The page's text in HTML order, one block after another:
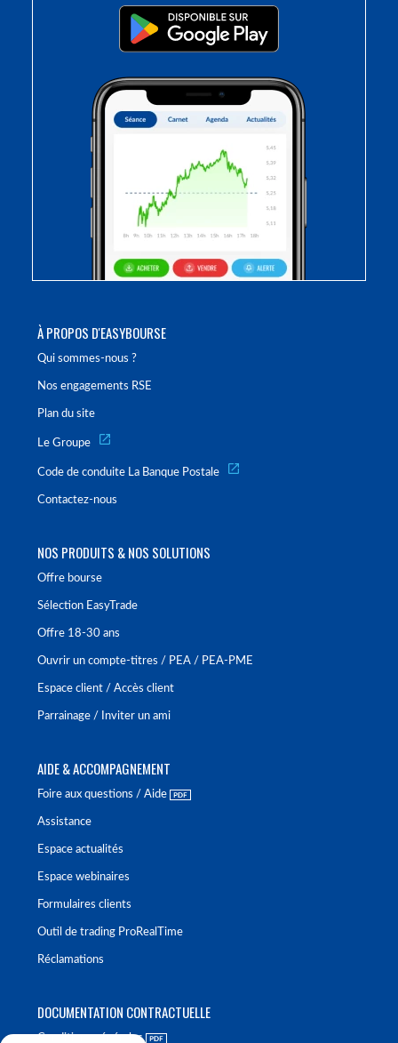
À PROPOS D'EASYBOURSE
Qui sommes-nous ?
Nos engagements RSE
Plan du site
Le Groupe
Code de conduite La Banque Postale
Contactez-nous
NOS PRODUITS & NOS SOLUTIONS
Offre bourse
Sélection EasyTrade
Offre 18-30 ans
Ouvrir un compte-titres / PEA / PEA-PME
Espace client / Accès client
Parrainage / Inviter un ami
AIDE & ACCOMPAGNEMENT
Foire aux questions / Aide
Assistance
Espace actualités
Espace webinaires
Formulaires clients
Outil de trading ProRealTime
Réclamations
DOCUMENTATION CONTRACTUELLE
Conditions générales